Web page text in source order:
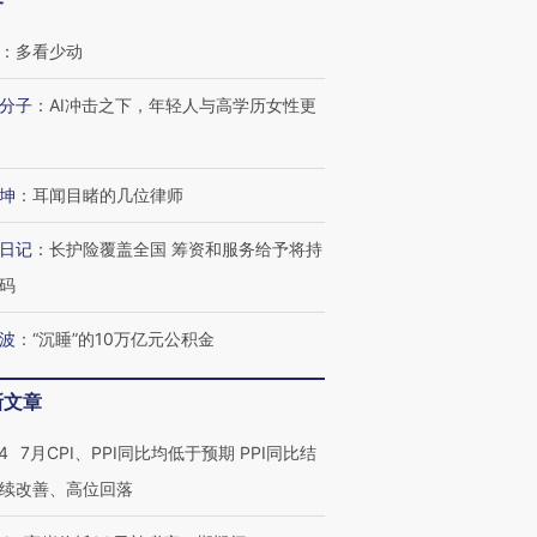
是“人道危
裂西班牙
湖北宜昌局部短时降雨
128毫米 紧急转移近
哈尔滨遭遇短时极端强降
： 多看少动
子 ： AI冲击之下，年轻人与高学历女性更
： 耳闻目睹的几位律师
记 ： 长护险覆盖全国 筹资和服务给予将持
： “沉睡”的10万亿元公积金
章
7月CPI、PPI同比均低于预期 PPI同比结
改善、高位回落